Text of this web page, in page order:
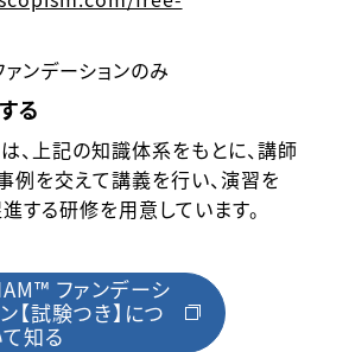
ンデーションのみ
る
、上記の知識体系をもとに、講師
例を交えて講義を行い、演習を
する研修を用意しています。
ファンデーシ
【試験つき】につ
知る